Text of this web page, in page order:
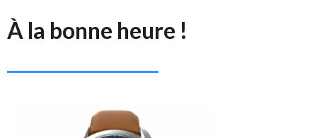
À la bonne heure !